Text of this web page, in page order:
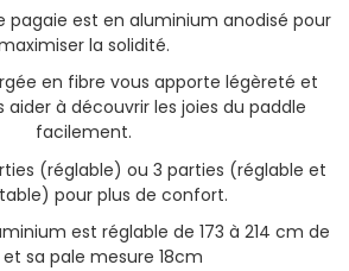
pagaie est en aluminium anodisé pour
la solidité.
en fibre vous apporte légèreté et
aider à découvrir les joies du paddle
facilement.
(réglable) ou 3 parties (réglable et
pour plus de confort.
est réglable de 173 à 214 cm de
sa pale mesure 18cm